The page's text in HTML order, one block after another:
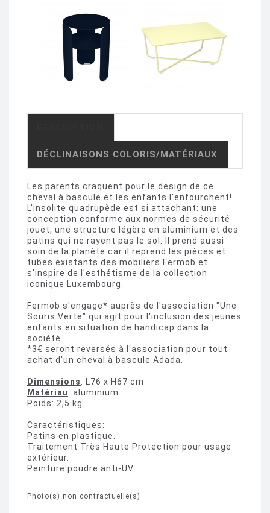
DÉCLINAISONS COLORIS/MATÉRIAUX
Les parents craquent pour le design de ce
cheval à bascule et les enfants l'enfourchent!
L'insolite quadrupède est si attachant: une
conception conforme aux normes de sécurité
jouet, une structure légère en aluminium et des
patins qui ne rayent pas le sol. Il prend aussi
soin de la planète car il reprend les pièces et
tubes existants des mobiliers Fermob et
s'inspire de l'esthétisme de la collection
iconique Luxembourg.
Fermob s'engage* auprès de l'association "Une
Souris Verte" qui agit pour l'inclusion des jeunes
enfants en situation de handicap dans la
société.
*3€ seront reversés à l'association pour tout
achat d'un cheval à bascule Adada.
Dimensions: L76 x H67 cm
Matériau: aluminium
Poids: 2,5 kg
Caractéristiques:
Patins en plastique.
Traitement Très Haute Protection pour usage
extérieur.
Peinture poudre anti-UV
Photo(s) non contractuelle(s)